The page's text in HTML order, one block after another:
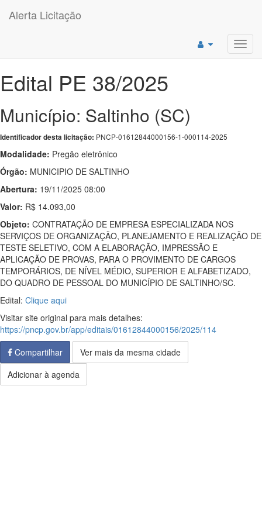
Alerta Licitação
Edital PE 38/2025
Município: Saltinho (SC)
Identificador desta licitação: PNCP-01612844000156-1-000114-2025
Modalidade: Pregão eletrônico
Órgão: MUNICIPIO DE SALTINHO
Abertura: 19/11/2025 08:00
Valor: R$ 14.093,00
Objeto: CONTRATAÇÃO DE EMPRESA ESPECIALIZADA NOS
SERVIÇOS DE ORGANIZAÇÃO, PLANEJAMENTO E REALIZAÇÃO DE
TESTE SELETIVO, COM A ELABORAÇÃO, IMPRESSÃO E
APLICAÇÃO DE PROVAS, PARA O PROVIMENTO DE CARGOS
TEMPORÁRIOS, DE NÍVEL MÉDIO, SUPERIOR E ALFABETIZADO,
DO QUADRO DE PESSOAL DO MUNICÍPIO DE SALTINHO/SC.
Edital: Clique aqui
Visitar site original para mais detalhes:
https://pncp.gov.br/app/editais/01612844000156/2025/114
Compartilhar
Ver mais da mesma cidade
Adicionar à agenda